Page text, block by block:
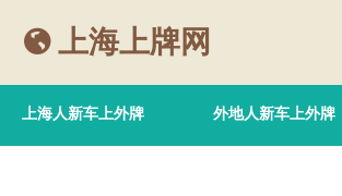
上海上牌网
上海人新车上外牌 外地人新车上外牌